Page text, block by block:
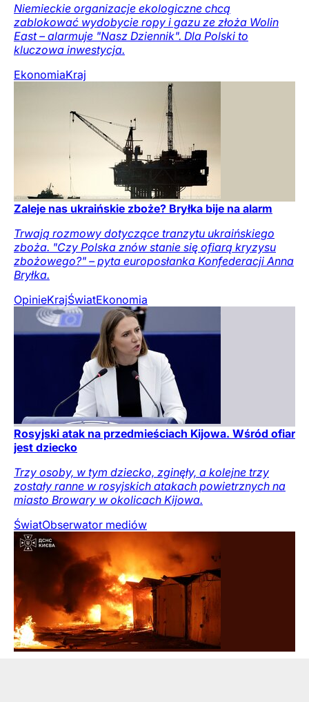
Niemieckie organizacje ekologiczne chcą
zablokować wydobycie ropy i gazu ze złoża Wolin
East – alarmuje "Nasz Dziennik". Dla Polski to
kluczowa inwestycja.
EkonomiaKraj
Zaleje nas ukraińskie zboże? Bryłka bije na alarm
Trwają rozmowy dotyczące tranzytu ukraińskiego
zboża. "Czy Polska znów stanie się ofiarą kryzysu
zbożowego?" – pyta europosłanka Konfederacji Anna
Bryłka.
OpinieKrajŚwiatEkonomia
Rosyjski atak na przedmieściach Kijowa. Wśród ofiar
jest dziecko
Trzy osoby, w tym dziecko, zginęły, a kolejne trzy
zostały ranne w rosyjskich atakach powietrznych na
miasto Browary w okolicach Kijowa.
ŚwiatObserwator mediów